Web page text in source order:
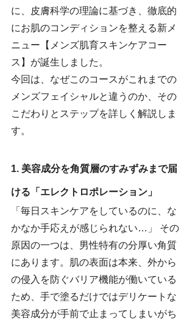
に、皮膚科学の理論に基づき、徹底的
にお肌のコンディションを整える新メ
ニュー【メンズ肌育スキンケアコー
ス】が誕生しました。
今回は、なぜこのコースがこれまでの
メンズフェイシャルと違うのか、その
こだわりとステップを詳しく解説しま
す。
1. 美容成分を角質層のすみずみまで届
ける「エレクトロポレーション」
「毎日スキンケアをしているのに、な
かなか手応えが感じられない…」 その
原因の一つは、男性特有の分厚い角質
にあります。肌の表面は本来、外から
の侵入を防ぐバリア機能が働いている
ため、手で塗るだけではデリケートな
美容成分が手前で止まってしまいがち